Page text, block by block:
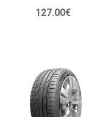
127.00€